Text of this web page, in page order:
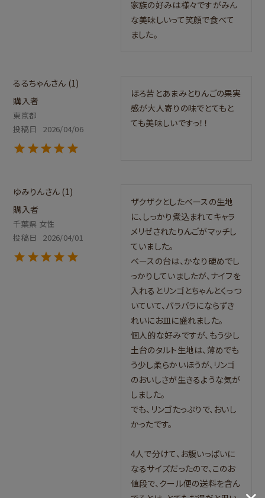
家族の好みは様々ですがみん
な美味しいって笑顔で食べて
るるちゃん
1
購入者
東京都
投稿日
2026/04/06
ほろ苦とあまみとりんごの果実
感が大人寄りの味でとてもと
ても美味しいですっ！！
ゆみりん
1
購入者
千葉県 女性
投稿日
2026/04/01
ザクザクとしたベースの生地
に、しっかり煮込まれてキャラ
メリゼされたりんごがマッチし
ていました。
ベースの台は、かなり硬めでし
っかりしていましたが、ナイフを
入れるとリンゴとちゃんとくっつ
いていて、バラバラにならずき
れいにお皿に盛れました。
個人的な好みですが、もう少し
土台のタルト生地は、薄めでも
う少し柔らかいほうが、リンゴ
のおいしさが生きるような気が
しました。
でも、リンゴたっぷりで、おいし
かったです。
4人で分けて、お腹いっぱいに
なるサイズだったので、このお
値段で、クール便の送料を含ん